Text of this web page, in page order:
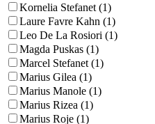
Kornelia Stefanet (1)
Laure Favre Kahn (1)
Leo De La Rosiori (1)
Magda Puskas (1)
Marcel Stefanet (1)
Marius Gilea (1)
Marius Manole (1)
Marius Rizea (1)
Marius Roje (1)